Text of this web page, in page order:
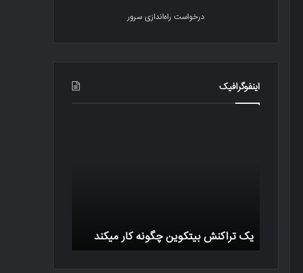
درخواست راه‌اندازی سرور
اینفوگرافیک
یک تراکنش بیتکوین چگونه کار میکند